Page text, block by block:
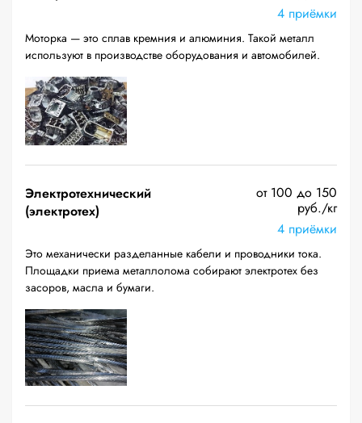
4 приёмки
Моторка — это сплав кремния и алюминия. Такой металл
используют в производстве оборудования и автомобилей.
Электротехнический
(электротех)
от 100 до 150
руб./кг
4 приёмки
Это механически разделанные кабели и проводники тока.
Площадки приема металлолома собирают электротех без
засоров, масла и бумаги.